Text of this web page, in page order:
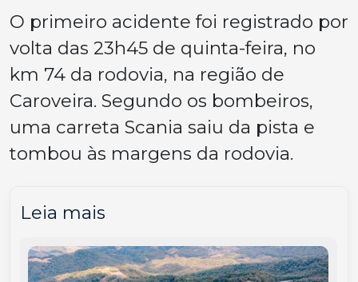
O primeiro acidente foi registrado por
volta das 23h45 de quinta-feira, no
km 74 da rodovia, na região de
Caroveira. Segundo os bombeiros,
uma carreta Scania saiu da pista e
tombou às margens da rodovia.
Leia mais